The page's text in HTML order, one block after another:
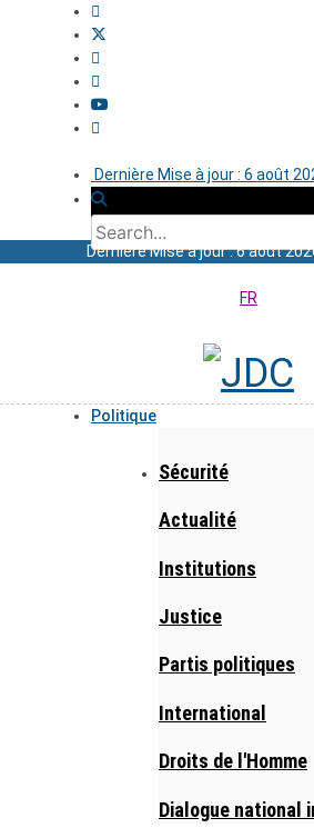
Dernière Mise à jour : 6 août
Dernière Mise à jour : 6 août
FR
Politique
Sécurité
Actualité
Institutions
Justice
Partis politiques
International
Droits de l'Homme
Dialogue national